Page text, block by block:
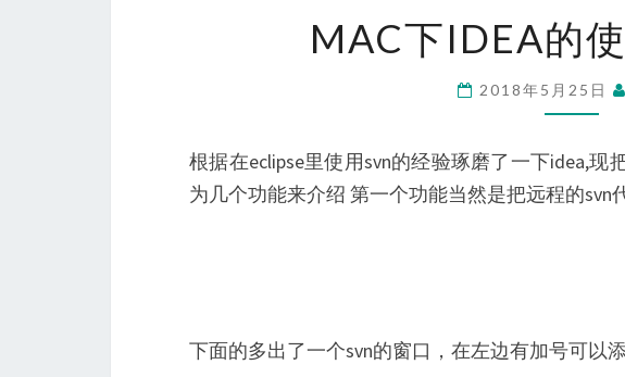
下
用
之
MAC下IDEA的
2018年5月25日
根据在eclipse里使用svn的经验琢磨了一下idea,现
为几个功能来介绍 第一个功能当然是把远程的svn
下面的多出了一个svn的窗口，在左边有加号可以